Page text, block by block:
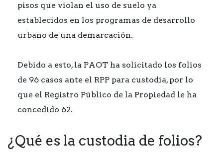
pisos que violan el uso de suelo ya
establecidos en los programas de desarrollo
urbano de una demarcación.
Debido a esto, la PAOT ha solicitado los folios
de 96 casos ante el RPP para custodia, por lo
que el Registro Público de la Propiedad le ha
concedido 62.
¿Qué es la custodia de folios?